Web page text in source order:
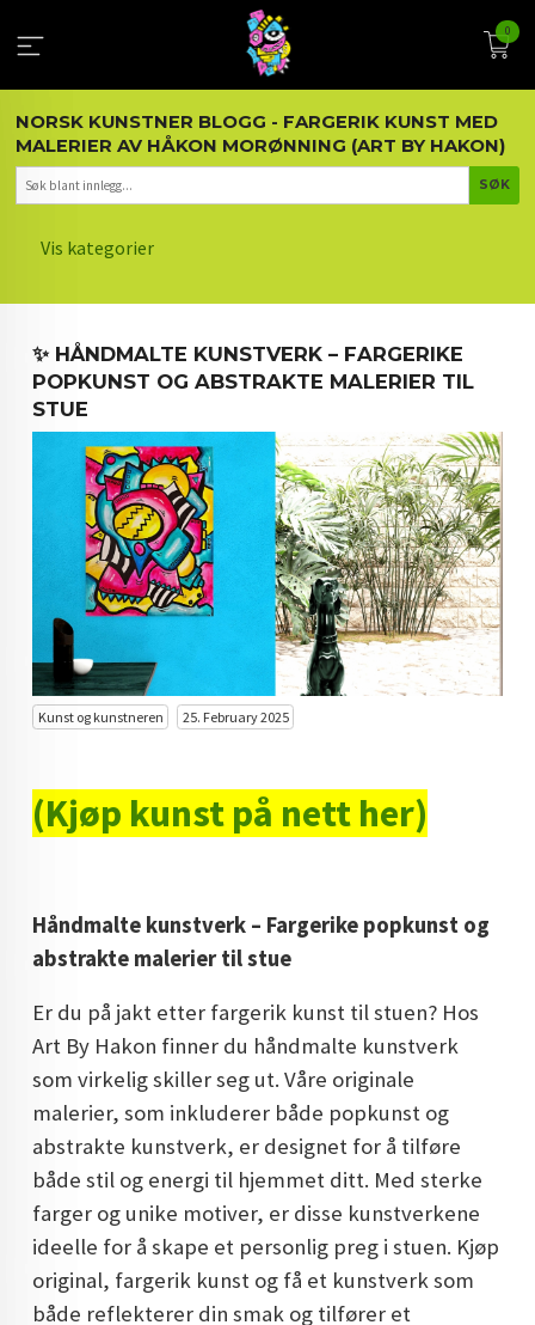
innholdet
0
NORSK KUNSTNER BLOGG - FARGERIK KUNST MED
MALERIER AV HÅKON MORØNNING (ART BY HAKON)
Vis kategorier
KUNST OG KUNSTNEREN
MALERIER BLOGG
ARTIKLER OM KUNST
INTERIØR OG KUNST
KUNST INVESTERING
KUNSTSTILER
FARGETEORI
KJØP KUNST TIL SALGS
FARGERIK KUNST
KUNSTNER BLOGG - EN KUNSTNERS DAGBOK
NORSK KUNST
DOPAMIN DECOR NORGE
DOPAMIN DECOR NORGE
✨ HÅNDMALTE KUNSTVERK – FARGERIKE
POPKUNST OG ABSTRAKTE MALERIER TIL
STUE
Kunst og kunstneren 25. February 2025
(Kjøp kunst på nett her)
Håndmalte kunstverk – Fargerike popkunst og
abstrakte malerier til stue
Er du på jakt etter fargerik kunst til stuen? Hos
Art By Hakon finner du håndmalte kunstverk
som virkelig skiller seg ut. Våre originale
malerier, som inkluderer både popkunst og
abstrakte kunstverk, er designet for å tilføre
både stil og energi til hjemmet ditt. Med sterke
farger og unike motiver, er disse kunstverkene
ideelle for å skape et personlig preg i stuen. Kjøp
original, fargerik kunst og få et kunstverk som
både reflekterer din smak og tilfører et